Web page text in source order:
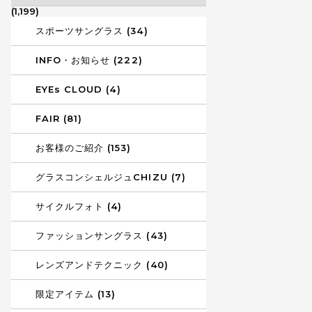
(1,199)
スポーツサングラス (34)
INFO・お知らせ (222)
EYEs CLOUD (4)
FAIR (81)
お客様のご紹介 (153)
グラスコンシェルジュCHIZU (7)
サイクルフォト (4)
ファッションサングラス (43)
レンズアンドテクニック (40)
限定アイテム (13)